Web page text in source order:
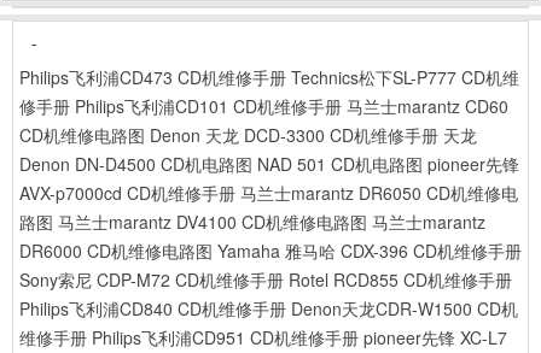
-
Philips飞利浦CD473 CD机维修手册 Technics松下SL-P777 CD机维
修手册 Philips飞利浦CD101 CD机维修手册 马兰士marantz CD60
CD机维修电路图 Denon 天龙 DCD-3300 CD机维修手册 天龙
Denon DN-D4500 CD机电路图 NAD 501 CD机电路图 pioneer先锋
AVX-p7000cd CD机维修手册 马兰士marantz DR6050 CD机维修电
路图 马兰士marantz DV4100 CD机维修电路图 马兰士marantz
DR6000 CD机维修电路图 Yamaha 雅马哈 CDX-396 CD机维修手册
Sony索尼 CDP-M72 CD机维修手册 Rotel RCD855 CD机维修手册
Philips飞利浦CD840 CD机维修手册 Denon天龙CDR-W1500 CD机
维修手册 Philips飞利浦CD951 CD机维修手册 pioneer先锋 XC-L7